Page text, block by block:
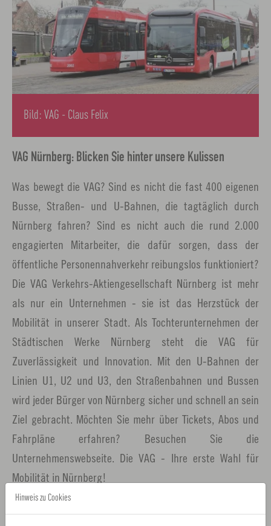
Bild: VAG - Claus Felix
VAG Nürnberg: Blicken Sie hinter unsere Kulissen
Was bewegt die VAG? Sind es nicht die fast 400 eigenen
Busse, Straßen- und U-Bahnen, die tagtäglich durch
Nürnberg fahren? Sind es nicht auch die rund 2.000
engagierten Mitarbeiter, die dafür sorgen, dass der
öffentliche Personennahverkehr reibungslos funktioniert?
Die VAG Verkehrs-Aktiengesellschaft Nürnberg ist mehr
als nur ein Unternehmen - sie ist das Herzstück der
Mobilität in unserer Stadt. Als Tochterunternehmen der
Städtischen Werke Nürnberg steht die VAG für
Zuverlässigkeit und Innovation. Mit den U-Bahnen der
Linien U1, U2 und U3, den Straßenbahnen und Bussen
wird jeder Bürger von Nürnberg sicher und schnell an sein
Ziel gebracht. Möchten Sie mehr über Tickets, Abos und
Fahrpläne erfahren? Besuchen Sie die
Unternehmenswebseite. Die VAG - Ihre erste Wahl für
Mobilität in Nürnberg!
VAG NÜRNBERG
Hinweis zu Cookies